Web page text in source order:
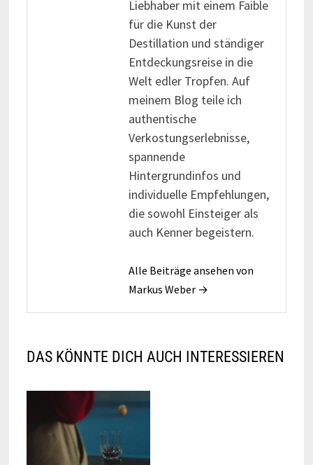
Liebhaber mit einem Faible
für die Kunst der
Destillation und ständiger
Entdeckungsreise in die
Welt edler Tropfen. Auf
meinem Blog teile ich
authentische
Verkostungserlebnisse,
spannende
Hintergrundinfos und
individuelle Empfehlungen,
die sowohl Einsteiger als
auch Kenner begeistern.
Alle Beiträge ansehen von
Markus Weber →
DAS KÖNNTE DICH AUCH INTERESSIEREN